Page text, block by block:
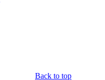
Back to top